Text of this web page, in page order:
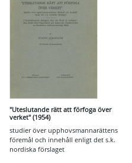
"Uteslutande rätt att förfoga över
verket" (1954)
studier över upphovsmannarättens
föremål och innehåll enligt det s.k.
nordiska förslaget